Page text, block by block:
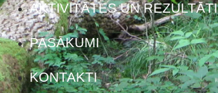
AKTIVITĀTES UN REZULTĀTI
PASĀKUMI
KONTAKTI